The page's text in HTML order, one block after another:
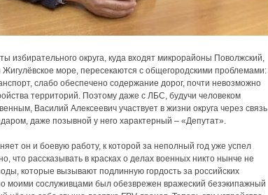
избирательного округа, куда входят микрорайоны Поволжский,
море, пересекаются с общегородскими проблемами:
слабо обеспечено содержание дорог, почти невозможно
территорий. Поэтому даже с ЛБС, будучи человеком
Василий Алексеевич участвует в жизни округа через связь
даже позывной у него характерный – «Депутат».
он и боевую работу, к которой за неполный год уже успел
что рассказывать в красках о делах военных никто нынче не
которые вызывают подлинную гордость за российских
моими сослуживцами был обезврежен вражеский безэкипажный